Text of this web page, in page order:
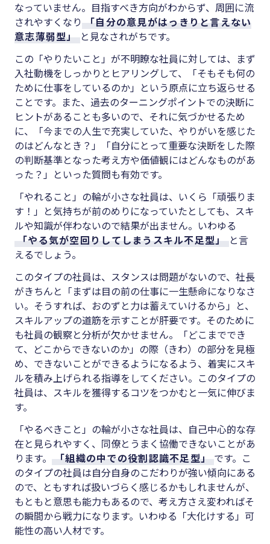
なっていません。目指すべき方向がわからず、周囲に流
されやすくなり 「自分の意見がはっきりと言えない
意志薄弱型」 と見なされがちです。
この「やりたいこと」が不明瞭な社員に対しては、まず
入社動機をしっかりとヒアリングして、「そもそも何の
ために仕事をしているのか」という原点に立ち返らせる
ことです。また、過去のターニングポイントでの決断に
ヒントがあることも多いので、それに気づかせるため
に、「今までの人生で充実していた、やりがいを感じた
のはどんなとき？」「自分にとって重要な決断をした際
の判断基準となった考え方や価値観にはどんなものがあ
った？」といった質問も有効です。
「やれること」の輪が小さな社員は、いくら「頑張りま
す！」と気持ちが前のめりになっていたとしても、スキ
ルや知識が伴わないので結果が出ません。いわゆる
「やる気が空回りしてしまうスキル不足型」 と言
えるでしょう。
このタイプの社員は、スタンスは問題がないので、社長
がきちんと「まずは目の前の仕事に一生懸命になりなさ
い。そうすれば、おのずと力は蓄えていけるから」と、
スキルアップの道筋を示すことが肝要です。そのために
も社員の観察と分析が欠かせません。「どこまででき
て、どこからできないのか」の際（きわ）の部分を見極
め、できないことができるようになるよう、着実にスキ
ルを積み上げられる指導をしてください。このタイプの
社員は、スキルを獲得するコツをつかむと一気に伸びま
す。
「やるべきこと」の輪が小さな社員は、自己中心的な存
在と見られやすく、同僚とうまく協働できないことがあ
ります。
「組織の中での役割認識不足型」 です。こ
のタイプの社員は自分自身のこだわりが強い傾向にある
ので、ともすれば扱いづらく感じるかもしれませんが、
もともと意思も能力もあるので、考え方さえ変わればそ
の瞬間から戦力になります。いわゆる「大化けする」可
能性の高い人材です。